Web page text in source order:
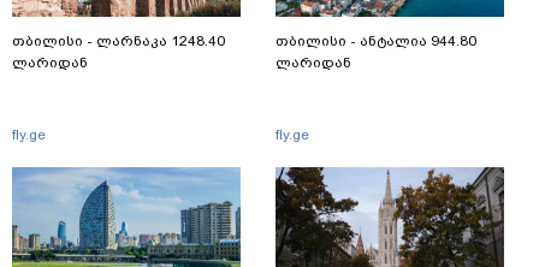
თბილისი - ლარნაკა 1248.40
ლარიდან
fly.ge
თბილისი - ანტალია 944.80
ლარიდან
fly.ge